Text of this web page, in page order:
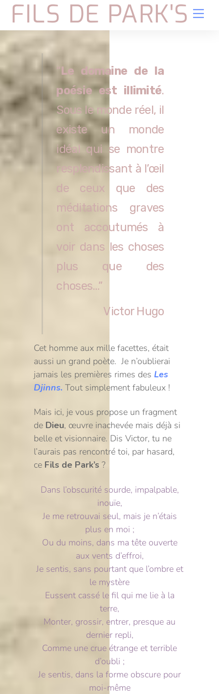
Skip
content
FILS DE PARK'S
“Le domaine de la
poésie est illimité.
Sous le monde réel, il
existe un monde
idéal qui se montre
resplendissant à l’œil
de ceux que des
méditations graves
ont accoutumés à
voir dans les choses
plus que des
choses…”
Victor Hugo
Cet homme aux mille facettes, était
aussi un grand poète. Je n’oublierai
jamais les premières rimes des Les
Djinns.Tout simplement fabuleux !
Mais ici, je vous propose un fragment
de Dieu, œuvre inachevée mais déjà si
belle et visionnaire. Dis Victor, tu ne
l’aurais pas rencontré toi, par hasard,
ce Fils de Park’s ?
Dans l’obscurité sourde, impalpable,
inouïe,
Je me retrouvai seul, mais je n’étais
plus en moi ;
Ou du moins, dans ma tête ouverte
aux vents d’effroi,
Je sentis, sans pourtant que l’ombre et
le mystère
Eussent cassé le fil qui me lie à la
terre,
Monter, grossir, entrer, presque au
dernier repli,
Comme une crue étrange et terrible
d’oubli ;
Je sentis, dans la forme obscure pour
moi-même